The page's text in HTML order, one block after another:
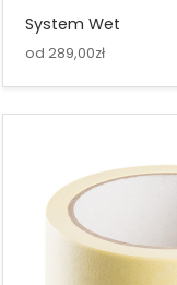
System Wet
od 289,00zł